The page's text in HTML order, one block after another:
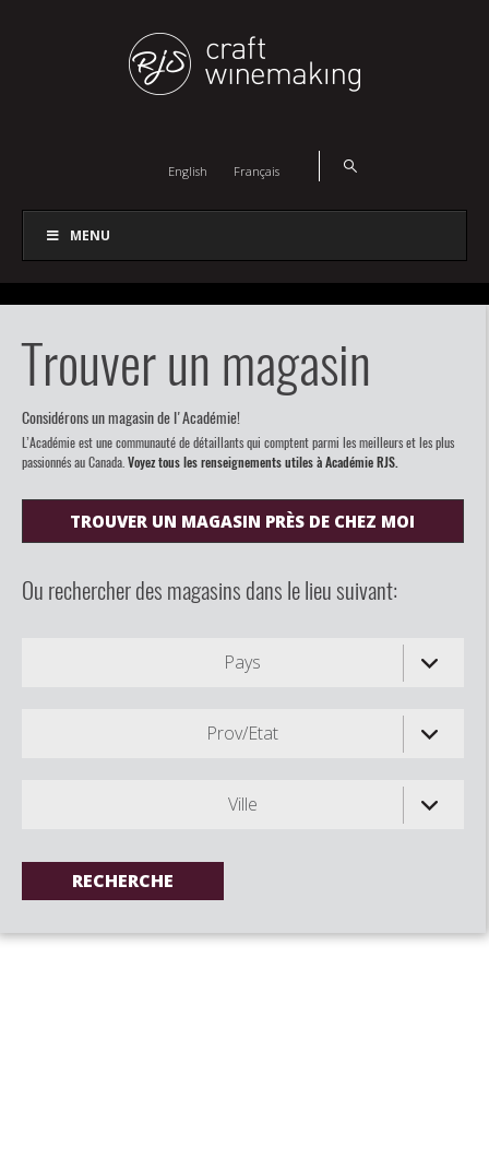
English Français
MENU
Trouver un magasin
Considérons un magasin de l'Académie!
L’Académie est une communauté de détaillants qui comptent parmi les meilleurs et les plus
passionnés au Canada. Voyez tous les renseignements utiles à Académie RJS.
TROUVER UN MAGASIN PRÈS DE CHEZ MOI
Ou rechercher des magasins dans le lieu suivant:
Pays
Prov/Etat
Ville